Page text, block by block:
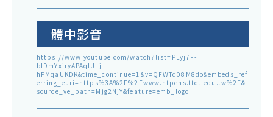
體中影音
https://www.youtube.com/watch?list=PLyj7F-
blDmYxiryAPAqLJLj-
hPMqaUKDK&time_continue=1&v=QFWTd08M8do&embeds_ref
erring_euri=https%3A%2F%2Fwww.ntpehs.ttct.edu.tw%2F&
source_ve_path=Mjg2NjY&feature=emb_logo